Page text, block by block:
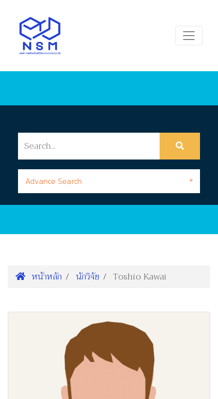
Advance Search
หน้าหลัก นักวิจัย Toshio Kawai